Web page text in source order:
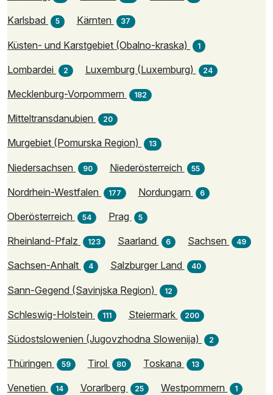
Karlsbad 5 Kärnten 37
Küsten- und Karstgebiet (Obalno-kraska) 1
Lombardei 2 Luxemburg (Luxemburg) 24
Mecklenburg-Vorpommern 182
Mitteltransdanubien 20
Murgebiet (Pomurska Region) 13
Niedersachsen 90 Niederösterreich 55
Nordrhein-Westfalen 177 Nordungarn 6
Oberösterreich 54 Prag 5
Rheinland-Pfalz 123 Saarland 6 Sachsen 49
Sachsen-Anhalt 4 Salzburger Land 40
Sann-Gegend (Savinjska Region) 12
Schleswig-Holstein 111 Steiermark 200
Südostslowenien (Jugovzhodna Slowenija) 2
Thüringen 59 Tirol 80 Toskana 13
Venetien 14 Vorarlberg 25 Westpommern 1